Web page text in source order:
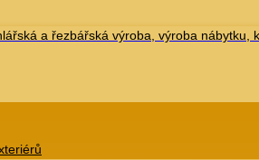
a řezbářská výroba, výroba nábytku,